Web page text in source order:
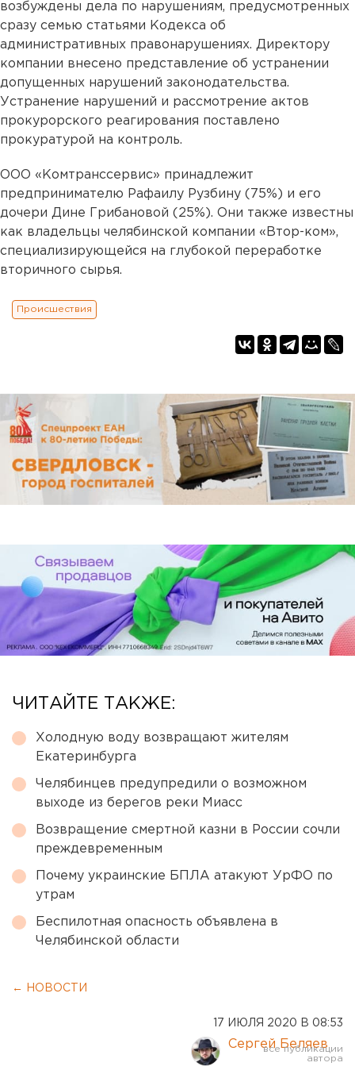
возбуждены дела по нарушениям, предусмотренных
сразу семью статьями Кодекса об
административных правонарушениях. Директору
компании внесено представление об устранении
допущенных нарушений законодательства.
Устранение нарушений и рассмотрение актов
прокурорского реагирования поставлено
прокуратурой на контроль.
ООО «Комтранссервис» принадлежит
предпринимателю Рафаилу Рузбину (75%) и его
дочери Дине Грибановой (25%). Они также известны
как владельцы челябинской компании «Втор-ком»,
специализирующейся на глубокой переработке
вторичного сырья.
Происшествия
ЧИТАЙТЕ ТАКЖЕ:
Холодную воду возвращают жителям
Екатеринбурга
Челябинцев предупредили о возможном
выходе из берегов реки Миасс
Возвращение смертной казни в России сочли
преждевременным
Почему украинские БПЛА атакуют УрФО по
утрам
Беспилотная опасность объявлена в
Челябинской области
← НОВОСТИ
17 ИЮЛЯ 2020 В 08:53
Сергей Беляев